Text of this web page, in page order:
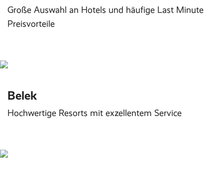
Große Auswahl an Hotels und häufige Last Minute
Preisvorteile
Belek
Hochwertige Resorts mit exzellentem Service